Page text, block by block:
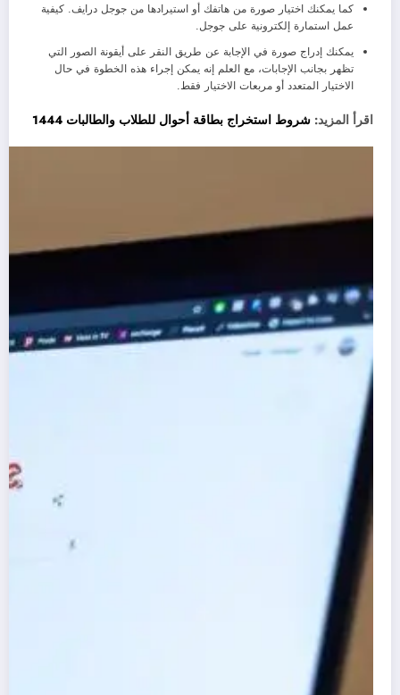
كما يمكنك اختيار صورة من هاتفك أو استيرادها من جوجل درايف. كيفية
عمل استمارة إلكترونية على جوجل.
يمكنك إدراج صورة في الإجابة عن طريق النقر على أيقونة الصور التي
تظهر بجانب الإجابات، مع العلم إنه يمكن إجراء هذه الخطوة في حال
الاختيار المتعدد أو مربعات الاختيار فقط.
اقرأ المزيد: شروط استخراج بطاقة أحوال للطلاب والطالبات 1444